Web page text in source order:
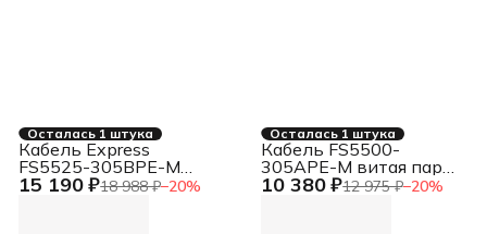
Осталась 1 штука
15 190 ₽18 988 ₽−20%
Кабель Express
FS5525-305BPE-M
витая пара
Осталась 1 штука
10 380 ₽12 975 ₽−20%
Кабель FS5500-
305APE-M витая пара
FTP/SOLID/5E/CCAG/PE/